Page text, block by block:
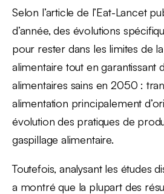
Selon l’article de l’Eat-Lancet
d’année, des évolutions
pour rester dans les limites de
alimentaire tout en garantissant
alimentaires sains en 2050 :
alimentation principalement
évolution des pratiques de
gaspillage alimentaire.
Toutefois, analysant les études
a montré que la plupart des